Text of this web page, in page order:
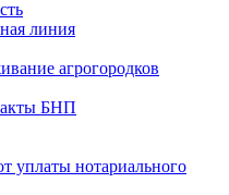
линия
агрогородков
акты БНП
уплаты нотариального